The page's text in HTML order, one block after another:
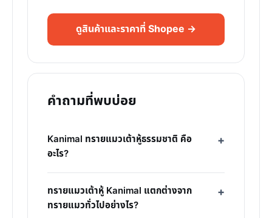
ดูสินค้าและราคาที่ Shopee →
คำถามที่พบบ่อย
Kanimal ทรายแมวเต้าหู้ธรรมชาติ คือ
อะไร?
ทรายแมวเต้าหู้ Kanimal แตกต่างจาก
ทรายแมวทั่วไปอย่างไร?